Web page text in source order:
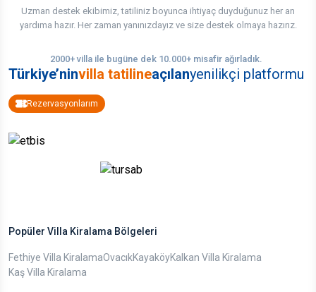
Uzman destek ekibimiz, tatiliniz boyunca ihtiyaç duyduğunuz her an
yardıma hazır. Her zaman yanınızdayız ve size destek olmaya hazırız.
2000+ villa ile bugüne dek 10.000+ misafir ağırladık.
Türkiye’ninvilla tatilineaçılanyenilikçi platformu
Rezervasyonlarım
Popüler Villa Kiralama Bölgeleri
Fethiye Villa KiralamaOvacıkKayaköyKalkan Villa Kiralama
Kaş Villa Kiralama